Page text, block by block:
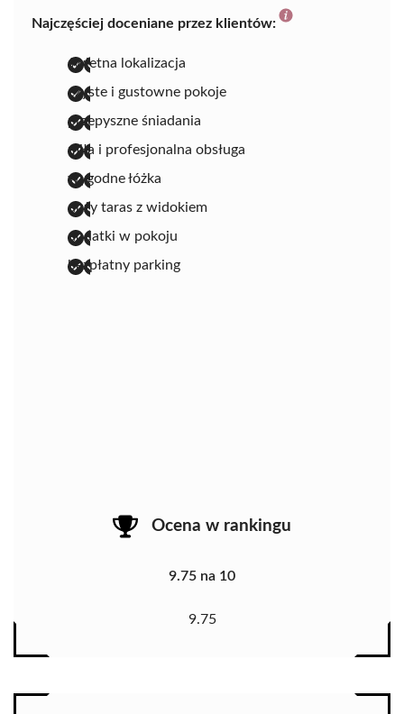
Najczęściej doceniane przez klientów:
świetna lokalizacja
czyste i gustowne pokoje
przepyszne śniadania
miła i profesjonalna obsługa
wygodne łóżka
duży taras z widokiem
dodatki w pokoju
bezpłatny parking
Ocena w rankingu
9.75 na 10
9.75